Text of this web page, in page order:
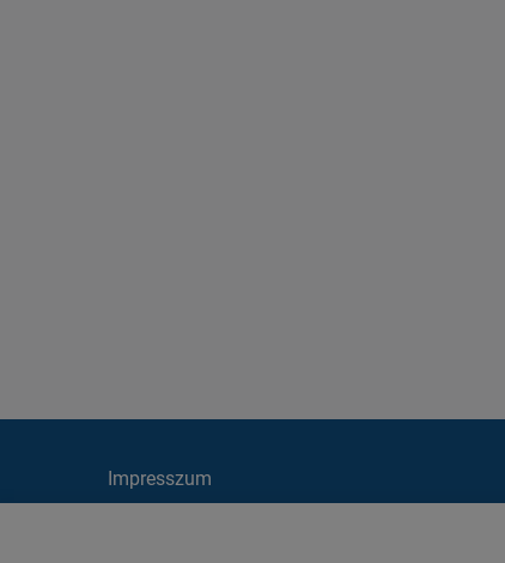
Impresszum